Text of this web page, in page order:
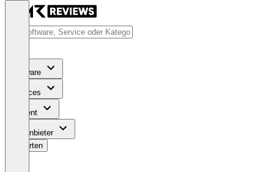
Software
Services
Content
Für Anbieter
Bewerten